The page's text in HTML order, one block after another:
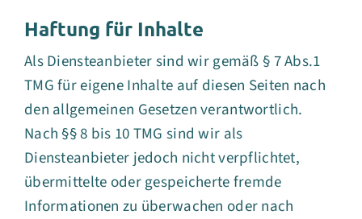
Haftung für Inhalte
Als Diensteanbieter sind wir gemäß § 7 Abs.1
TMG für eigene Inhalte auf diesen Seiten nach
den allgemeinen Gesetzen verantwortlich.
Nach §§ 8 bis 10 TMG sind wir als
Diensteanbieter jedoch nicht verpflichtet,
übermittelte oder gespeicherte fremde
Informationen zu überwachen oder nach